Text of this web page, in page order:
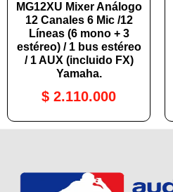
MG12XU Mixer Análogo
12 Canales 6 Mic /12
Líneas (6 mono + 3
estéreo) / 1 bus estéreo
/ 1 AUX (incluido FX)
Yamaha.
$ 2.110.000